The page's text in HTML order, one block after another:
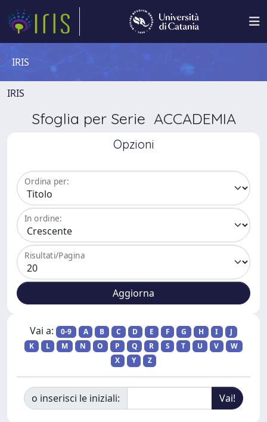
IRIS
IRIS
Sfoglia per Serie ACCADEMIA
Opzioni
Ordina per:
In ordine:
Risultati/Pagina
Vai a: 0-9 A B C D E F G H I
J
K
L M N O P Q R S T U V
W
X
Y Z
o inserisci le iniziali: